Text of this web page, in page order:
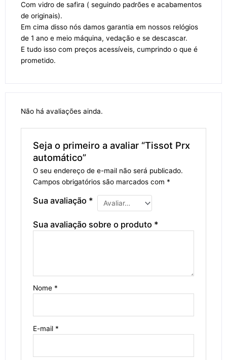
Com vidro de safira ( seguindo padrões e acabamentos
de originais).
Em cima disso nós damos garantia em nossos relógios
de 1 ano e meio máquina, vedação e se descascar.
E tudo isso com preços acessíveis, cumprindo o que é
prometido.
Não há avaliações ainda.
Seja o primeiro a avaliar “Tissot Prx
automático”
O seu endereço de e-mail não será publicado.
Campos obrigatórios são marcados com *
Sua avaliação *
Sua avaliação sobre o produto *
Nome *
E-mail *